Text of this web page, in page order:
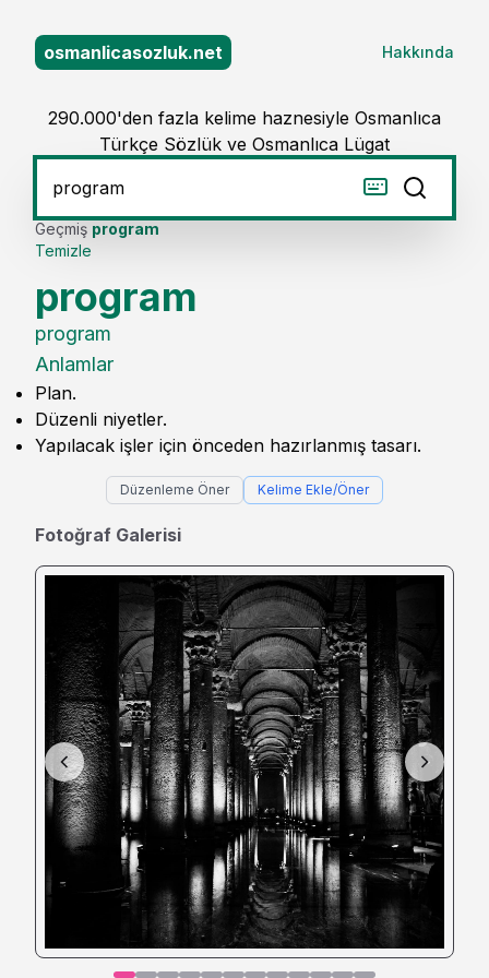
osmanlicasozluk.net Hakkında
290.000'den fazla kelime haznesiyle Osmanlıca
Türkçe Sözlük ve Osmanlıca Lügat
Geçmiş
Temizle
program
program
program
Anlamlar
Plan.
Düzenli niyetler.
Yapılacak işler için önceden hazırlanmış tasarı.
Düzenleme Öner Kelime Ekle/Öner
Fotoğraf Galerisi